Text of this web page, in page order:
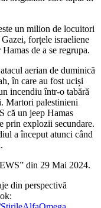
un milion de locuitori
forțele israeliene
de a se regrupa.
aerian de duminică
în care au fost uciși
incendiu într-o tabără
Martori palestinieni
că un jeep Hamas
prin explozii secundare.
a început atunci când
din 29 Mai 2024.
din perspectivă